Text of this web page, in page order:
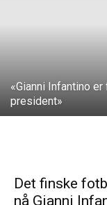
«Gianni Infantino
president»
Det finske
nå Gianni